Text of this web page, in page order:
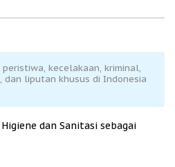
kecelakaan, kriminal,
dan liputan khusus di Indonesia
dan Sanitasi sebagai